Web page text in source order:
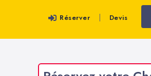
Réserver | Devis